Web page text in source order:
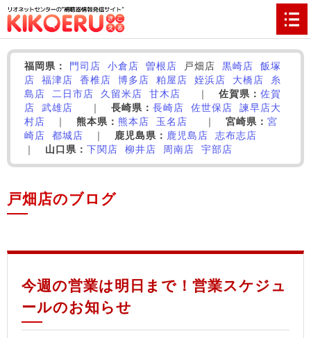
福岡県： 門司店 小倉店 曽根店 戸畑店 黒崎店
飯塚
店
福津店 香椎店 博多店 粕屋店 姪浜店 大橋店
糸
島店
二日市店 久留米店 甘木店 佐賀県： 佐賀
店
武雄店 長崎県： 長崎店 佐世保店 諫早店大
村店
熊本県： 熊本店 玉名店 宮崎県： 宮
崎店
都城店 鹿児島県： 鹿児島店
志布志店
山口県： 下関店 柳井店 周南店 宇部店
戸畑店のブログ
今週の営業は明日まで！営業スケジュ
ールのお知らせ